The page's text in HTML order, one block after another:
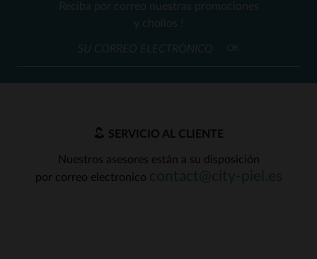
41 41
Reciba por correo nuestras promociones
y chollos !
OK
SERVICIO AL CLIENTE
Nuestros asesores están a su disposición
por correo electronico